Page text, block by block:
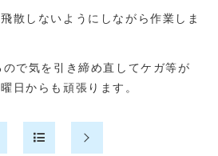
散しないようにしながら作業しま
で気を引き締め直してケガ等が
日からも頑張ります。